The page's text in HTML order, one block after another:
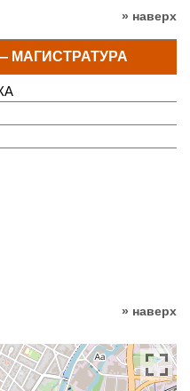
» наверх
МАГИСТРАТУРА
» наверх